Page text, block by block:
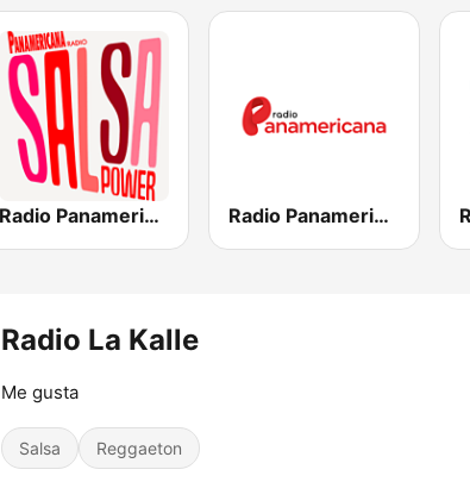
Radio Panamericana - Salsa Power Radio Panamericana
Radio La Kalle
Me gusta
Salsa Reggaeton